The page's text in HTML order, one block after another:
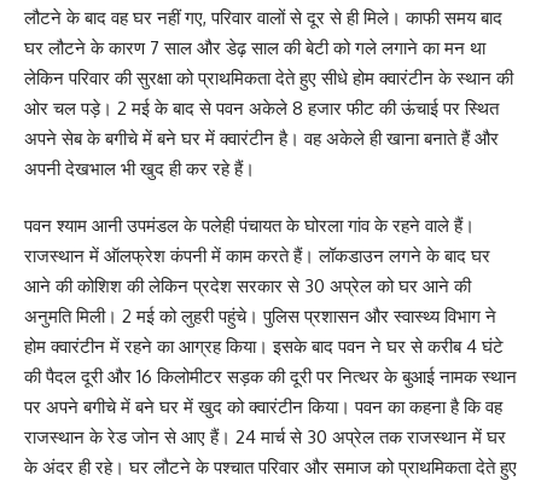
लौटने के बाद वह घर नहीं गए, परिवार वालों से दूर से ही मिले। काफी समय बाद
घर लौटने के कारण 7 साल और डेढ़ साल की बेटी को गले लगाने का मन था
लेकिन परिवार की सुरक्षा को प्राथमिकता देते हुए सीधे होम क्वारंटीन के स्थान की
ओर चल पड़े। 2 मई के बाद से पवन अकेले 8 हजार फीट की ऊंचाई पर स्थित
अपने सेब के बगीचे में बने घर में क्वारंटीन है। वह अकेले ही खाना बनाते हैं और
अपनी देखभाल भी खुद ही कर रहे हैं।
पवन श्याम आनी उपमंडल के पलेही पंचायत के घोरला गांव के रहने वाले हैं।
राजस्थान में ऑलफ्रेश कंपनी में काम करते हैं। लॉकडाउन लगने के बाद घर
आने की कोशिश की लेकिन प्रदेश सरकार से 30 अप्रेल को घर आने की
अनुमति मिली। 2 मई को लुहरी पहुंचे। पुलिस प्रशासन और स्वास्थ्य विभाग ने
होम क्वारंटीन में रहने का आग्रह किया। इसके बाद पवन ने घर से करीब 4 घंटे
की पैदल दूरी और 16 किलोमीटर सड़क की दूरी पर नित्थर के बुआई नामक स्थान
पर अपने बगीचे में बने घर में खुद को क्वारंटीन किया। पवन का कहना है कि वह
राजस्थान के रेड जोन से आए हैं। 24 मार्च से 30 अप्रेल तक राजस्थान में घर
के अंदर ही रहे। घर लौटने के पश्चात परिवार और समाज को प्राथमिकता देते हुए